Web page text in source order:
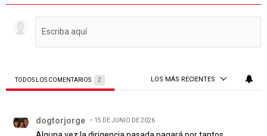
TODOS LOS COMENTARIOS 2 LOS MÁS RECIENTES
dogtorjorge 15 DE JUNIO DE 2026